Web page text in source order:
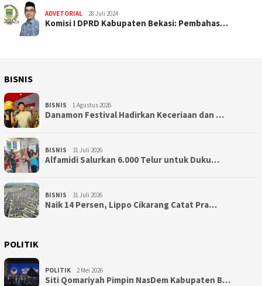
ADVETORIAL 28 Juli 2024
Komisi I DPRD Kabupaten Bekasi: Pembahas…
BISNIS
BISNIS 1 Agustus 2026
Danamon Festival Hadirkan Keceriaan dan …
BISNIS 31 Juli 2026
Alfamidi Salurkan 6.000 Telur untuk Duku…
BISNIS 31 Juli 2026
Naik 14 Persen, Lippo Cikarang Catat Pra…
POLITIK
POLITIK 2 Mei 2026
Siti Qomariyah Pimpin NasDem Kabupaten B…